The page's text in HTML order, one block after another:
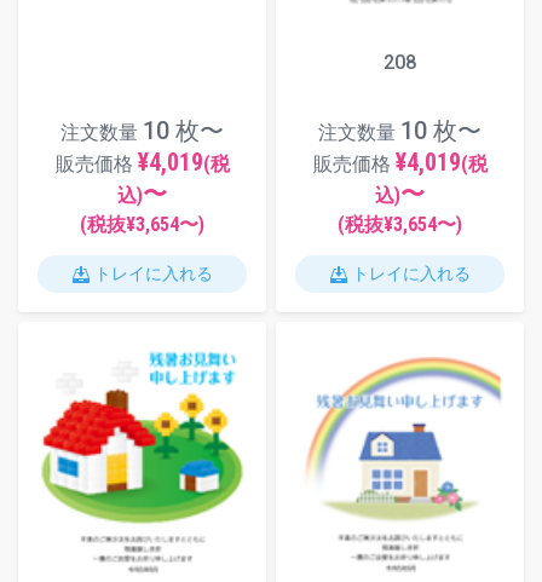
注文数量 10 枚〜
販売価格 ¥4,019(税
込)〜
(税抜¥3,654〜)
トレイに入れる
208
注文数量 10 枚〜
販売価格 ¥4,019(税
込)〜
(税抜¥3,654〜)
トレイに入れる